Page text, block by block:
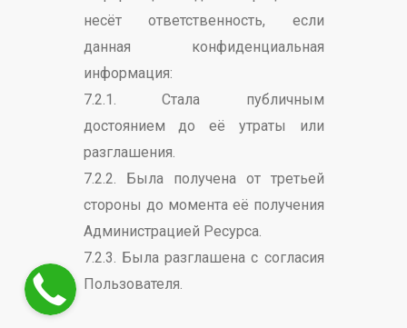
несёт ответственность, если
данная конфиденциальная
информация:
7.2.1. Стала публичным
достоянием до её утраты или
разглашения.
7.2.2. Была получена от третьей
стороны до момента её получения
Администрацией Ресурса.
7.2.3. Была разглашена с согласия
Пользователя.